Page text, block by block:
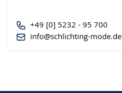
+49 [0] 5232 - 95 700
info@schlichting-mode.de